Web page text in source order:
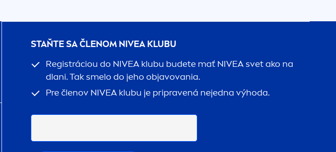
STAŇTE SA ČLENOM NIVEA KLUBU
Registráciou do NIVEA klubu budete mať NIVEAsvet ako na
dlani. Tak smelo do jeho objavovania.
Pre členov NIVEA klubu je pripravená nejedna výhoda.